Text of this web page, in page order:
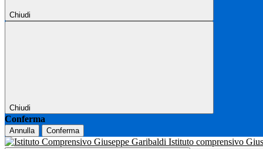
Chiudi
Chiudi
Conferma
Annulla Conferma
Istituto comprensivo